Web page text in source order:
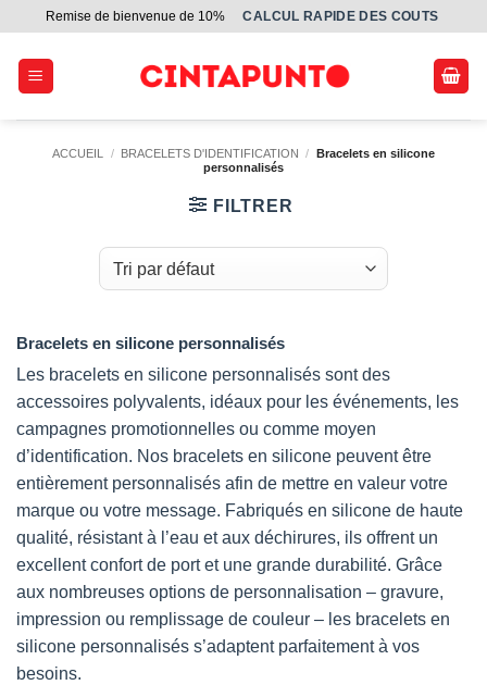
Passer
contenu
Remise de bienvenue de 10% СALCUL RAPIDE DES COUTS
ACCUEIL / BRACELETS D'IDENTIFICATION / Bracelets en silicone
personnalisés
FILTRER
Bracelets en silicone personnalisés
Les bracelets en silicone personnalisés sont des
accessoires polyvalents, idéaux pour les événements, les
campagnes promotionnelles ou comme moyen
d’identification. Nos bracelets en silicone peuvent être
entièrement personnalisés afin de mettre en valeur votre
marque ou votre message. Fabriqués en silicone de haute
qualité, résistant à l’eau et aux déchirures, ils offrent un
excellent confort de port et une grande durabilité. Grâce
aux nombreuses options de personnalisation – gravure,
impression ou remplissage de couleur – les bracelets en
silicone personnalisés s’adaptent parfaitement à vos
besoins.